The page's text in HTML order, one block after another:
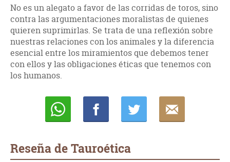
No es un alegato a favor de las corridas de toros, sino
contra las argumentaciones moralistas de quienes
quieren suprimirlas. Se trata de una reflexión sobre
nuestras relaciones con los animales y la diferencia
esencial entre los miramientos que debemos tener
con ellos y las obligaciones éticas que tenemos con
los humanos.
Reseña de Tauroética